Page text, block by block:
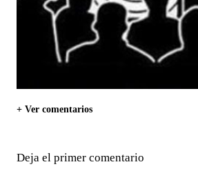
+ Ver comentarios
Deja el primer comentario